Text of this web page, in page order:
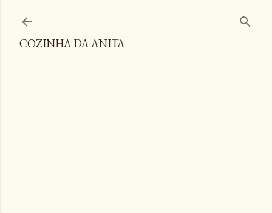
COZINHA DA ANITA